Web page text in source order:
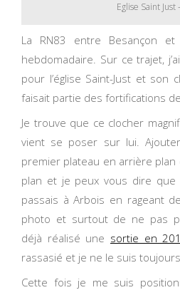
Eglise Saint Just
La RN83 entre Besançon et
hebdomadaire. Sur ce trajet,
pour l’église Saint-Just et son
faisait partie des fortifications
Je trouve que ce clocher
vient se poser sur lui.
premier plateau en arrière
plan et je peux vous dire
passais à Arbois en rageant
photo et surtout de ne pas
déjà réalisé une sortie en
rassasié et je ne le suis
Cette fois je me suis